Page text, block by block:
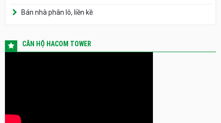
Bán nhà phân lô, liền kề
CĂN HỘ HACOM TOWER